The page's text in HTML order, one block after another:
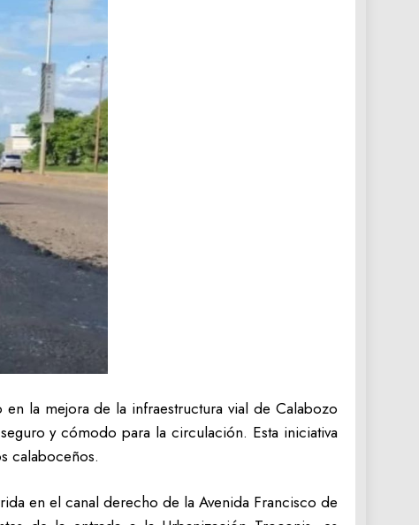
la mejora de la infraestructura vial de Calabozo
y cómodo para la circulación. Esta iniciativa
calaboceños.
en el canal derecho de la Avenida Francisco de